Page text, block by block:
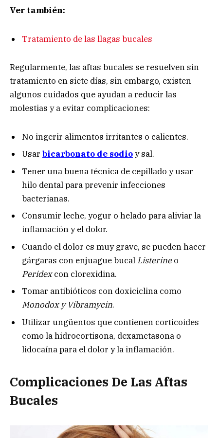
Ver también:
Tratamiento de las llagas bucales
Regularmente, las aftas bucales se resuelven sin
tratamiento en siete días, sin embargo, existen
algunos cuidados que ayudan a reducir las
molestias y a evitar complicaciones:
No ingerir alimentos irritantes o calientes.
Usar bicarbonato de sodioy sal.
Tener una buena técnica de cepillado y usar
hilo dental para prevenir infecciones
bacterianas.
Consumir leche, yogur o helado para aliviar la
inflamación y el dolor.
Cuando el dolor es muy grave, se pueden hacer
gárgaras con enjuague bucal Listerineo
Peridexcon clorexidina.
Tomar antibióticos con doxiciclina como
Monodox y Vibramycin.
Utilizar ungüentos que contienen corticoides
como la hidrocortisona, dexametasona o
lidocaína para el dolor y la inflamación.
Complicaciones De Las Aftas
Bucales